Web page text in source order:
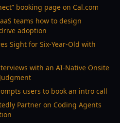
booking page on Cal.com
teams how to design
adoption
Sight for Six-Year-Old with
with an AI-Native Onsite
users to book an intro call
Partner on Coding Agents